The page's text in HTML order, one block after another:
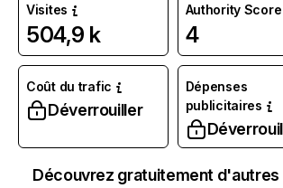
Visites
504,9 k
Authority Score
4
Coût du trafic
Déverrouiller
Dépenses
publicitaires
Découvrez gratuitement d'autres